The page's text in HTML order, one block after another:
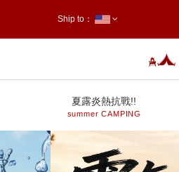
Ship to：
夏露炎熱抗戰!!
summer CAMPING